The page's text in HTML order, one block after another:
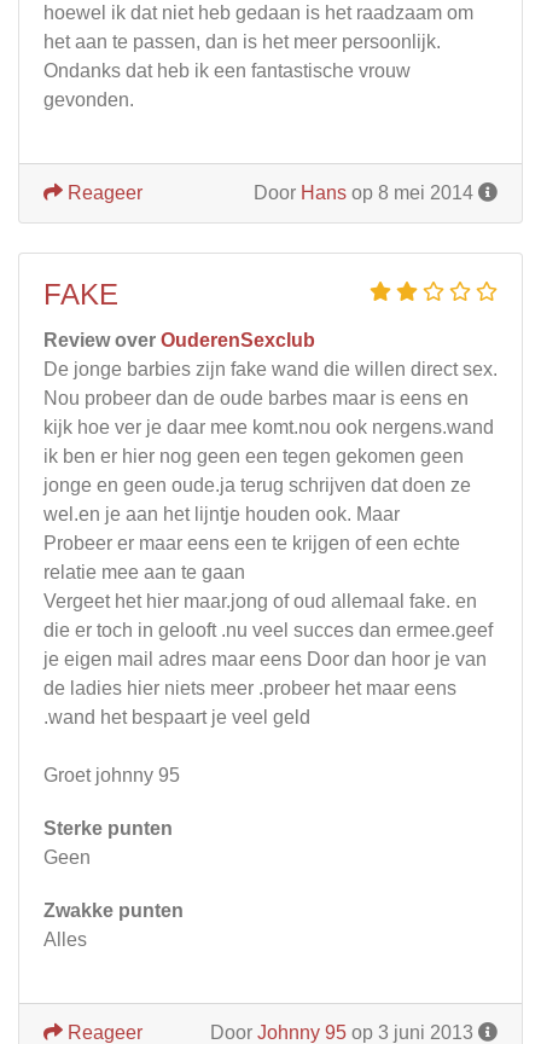
hoewel ik dat niet heb gedaan is het raadzaam om
het aan te passen, dan is het meer persoonlijk.
Ondanks dat heb ik een fantastische vrouw
gevonden.
Door Hans op 8 mei 2014
Reageer
FAKE
Review over OuderenSexclub
De jonge barbies zijn fake wand die willen direct sex.
Nou probeer dan de oude barbes maar is eens en
kijk hoe ver je daar mee komt.nou ook nergens.wand
ik ben er hier nog geen een tegen gekomen geen
jonge en geen oude.ja terug schrijven dat doen ze
wel.en je aan het lijntje houden ook. Maar
Probeer er maar eens een te krijgen of een echte
relatie mee aan te gaan
Vergeet het hier maar.jong of oud allemaal fake. en
die er toch in gelooft .nu veel succes dan ermee.geef
je eigen mail adres maar eens Door dan hoor je van
de ladies hier niets meer .probeer het maar eens
.wand het bespaart je veel geld
Groet johnny 95
Sterke punten
Geen
Zwakke punten
Alles
Door Johnny 95 op 3 juni 2013
Reageer